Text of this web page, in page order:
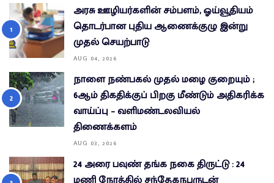
அரசு ஊழியர்களின் சம்பளம், ஓய்வூதியம்
தொடர்பான புதிய ஆணைக்குழு இன்று
முதல் செயற்பாடு
AUG 04, 2026
நாளை நண்பகல் முதல் மழை குறையும் ;
6ஆம் திகதிக்குப் பிறகு மீண்டும் அதிகரிக்க
வாய்ப்பு – வளிமண்டலவியல்
திணைக்களம்
AUG 03, 2026
24 அரை பவுண் தங்க நகை திருட்டு : 24